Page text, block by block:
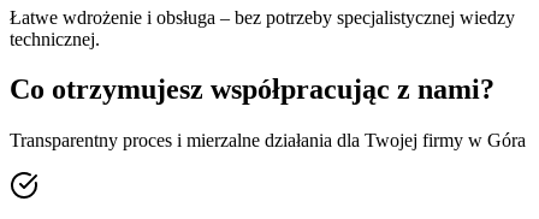
Łatwe wdrożenie i obsługa – bez potrzeby specjalistycznej wiedzy
technicznej.
Co otrzymujesz współpracując z nami?
Transparentny proces i mierzalne działania dla Twojej firmy w Góra